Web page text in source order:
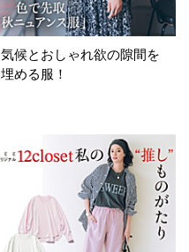
新着
予約品
気候とおしゃれ欲の隙間を
埋める服！